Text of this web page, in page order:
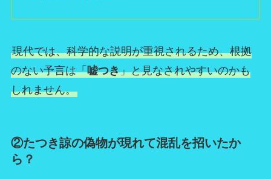
現代では、科学的な説明が重視されるため、根拠
のない予言は「嘘つき」と見なされやすいのかも
しれません。
②たつき諒の偽物が現れて混乱を招いたか
ら？